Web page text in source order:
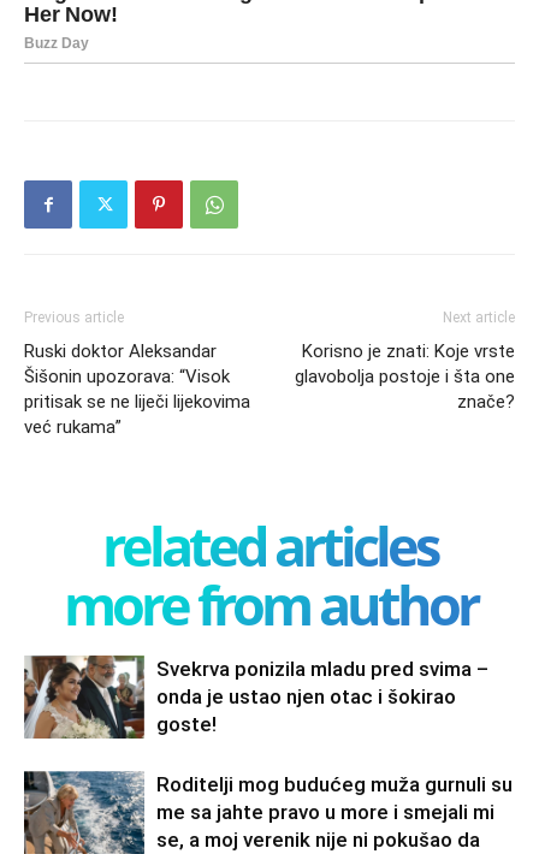
Previous article
Ruski doktor Aleksandar
Šišonin upozorava: “Visok
pritisak se ne liječi lijekovima
već rukama”
Next article
Korisno je znati: Koje vrste
glavobolja postoje i šta one
znače?
related articles
more from author
Svekrva ponizila mladu pred svima –
onda je ustao njen otac i šokirao
goste!
Roditelji mog budućeg muža gurnuli su
me sa jahte pravo u more i smejali mi
se, a moj verenik nije ni pokušao da